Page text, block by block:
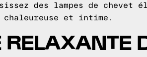
des lampes de chevet
chaleureuse et intime.